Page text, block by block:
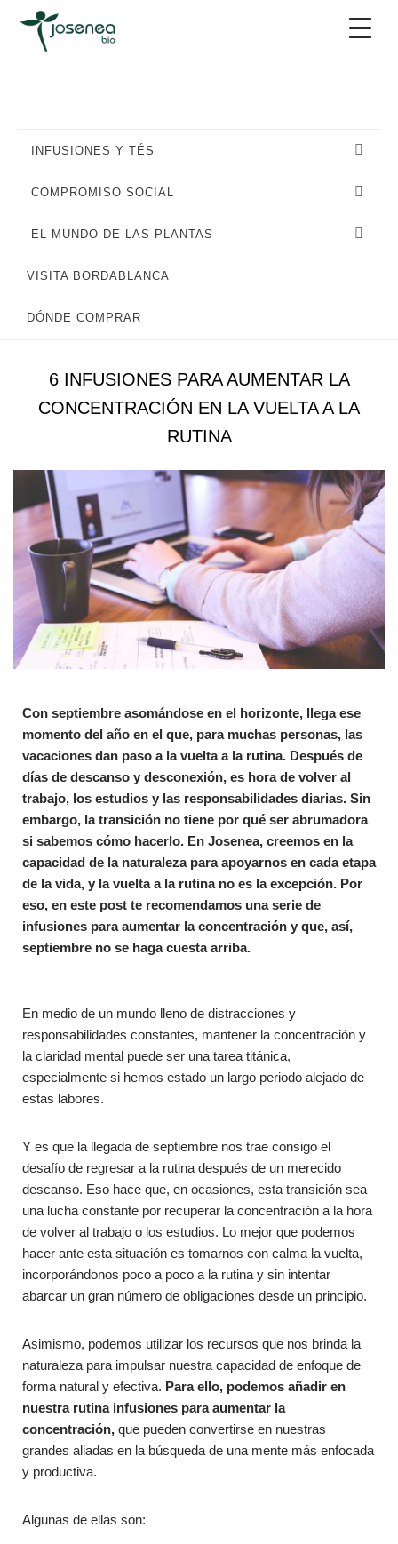
contenido
INFUSIONES Y TÉS
COMPROMISO SOCIAL
EL MUNDO DE LAS PLANTAS
VISITA BORDABLANCA
DÓNDE COMPRAR
6 INFUSIONES PARA AUMENTAR LA
CONCENTRACIÓN EN LA VUELTA A LA
RUTINA
Con septiembre asomándose en el horizonte, llega ese
momento del año en el que, para muchas personas, las
vacaciones dan paso a la vuelta a la rutina. Después de
días de descanso y desconexión, es hora de volver al
trabajo, los estudios y las responsabilidades diarias. Sin
embargo, la transición no tiene por qué ser abrumadora
si sabemos cómo hacerlo. En Josenea, creemos en la
capacidad de la naturaleza para apoyarnos en cada etapa
de la vida, y la vuelta a la rutina no es la excepción. Por
eso, en este post te recomendamos una serie de
infusiones para aumentar la concentración y que, así,
septiembre no se haga cuesta arriba.
En medio de un mundo lleno de distracciones y
responsabilidades constantes, mantener la concentración y
la claridad mental puede ser una tarea titánica,
especialmente si hemos estado un largo periodo alejado de
estas labores.
Y es que la llegada de septiembre nos trae consigo el
desafío de regresar a la rutina después de un merecido
descanso. Eso hace que, en ocasiones, esta transición sea
una lucha constante por recuperar la concentración a la hora
de volver al trabajo o los estudios. Lo mejor que podemos
hacer ante esta situación es tomarnos con calma la vuelta,
incorporándonos poco a poco a la rutina y sin intentar
abarcar un gran número de obligaciones desde un principio.
Asimismo, podemos utilizar los recursos que nos brinda la
naturaleza para impulsar nuestra capacidad de enfoque de
forma natural y efectiva. Para ello, podemos añadir en
nuestra rutina infusiones para aumentar la
concentración, que pueden convertirse en nuestras
grandes aliadas en la búsqueda de una mente más enfocada
y productiva.
Algunas de ellas son: